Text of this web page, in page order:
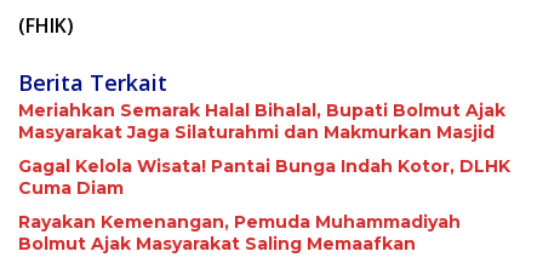
(FHIK)
Berita Terkait
Meriahkan Semarak Halal Bihalal, Bupati Bolmut Ajak
Masyarakat Jaga Silaturahmi dan Makmurkan Masjid
Gagal Kelola Wisata! Pantai Bunga Indah Kotor, DLHK
Cuma Diam
Rayakan Kemenangan, Pemuda Muhammadiyah
Bolmut Ajak Masyarakat Saling Memaafkan